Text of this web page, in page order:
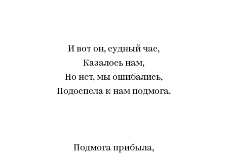
И вот он, судный час,
Казалось нам,
Но нет, мы ошибались,
Подоспела к нам подмога.
Подмога прибыла,